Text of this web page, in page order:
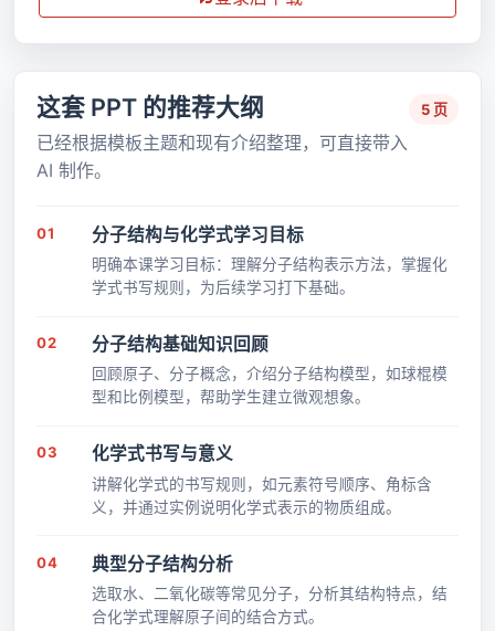
这套 PPT 的推荐大纲
已经根据模板主题和现有介绍整理，可直接带入
AI 制作。
5 页
01 分子结构与化学式学习目标
明确本课学习目标：理解分子结构表示方法，掌握化
学式书写规则，为后续学习打下基础。
02 分子结构基础知识回顾
回顾原子、分子概念，介绍分子结构模型，如球棍模
型和比例模型，帮助学生建立微观想象。
03 化学式书写与意义
讲解化学式的书写规则，如元素符号顺序、角标含
义，并通过实例说明化学式表示的物质组成。
04 典型分子结构分析
选取水、二氧化碳等常见分子，分析其结构特点，结
合化学式理解原子间的结合方式。